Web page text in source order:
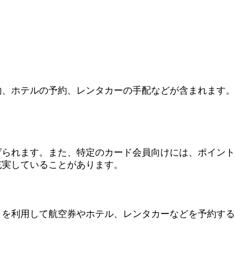
ホテルの予約、レンタカーの手配などが含まれます。
れます。また、特定のカード会員向けには、ポイント
していることがあります。
利用して航空券やホテル、レンタカーなどを予約する